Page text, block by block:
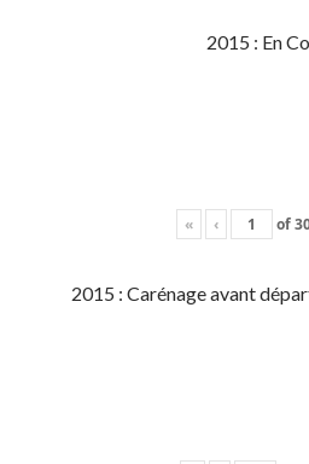
2015 : En
« ‹ of
2015 : Carénage avant